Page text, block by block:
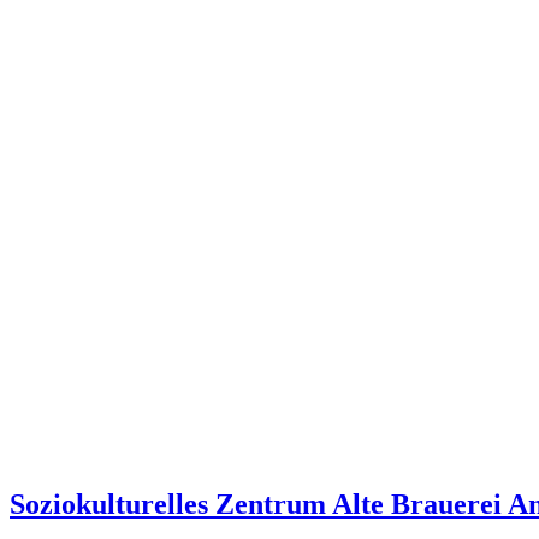
Soziokulturelles Zentrum Alte Brauerei